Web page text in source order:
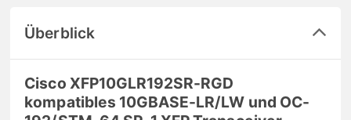
Überblick
Cisco XFP10GLR192SR-RGD
kompatibles 10GBASE-LR/LW und OC-